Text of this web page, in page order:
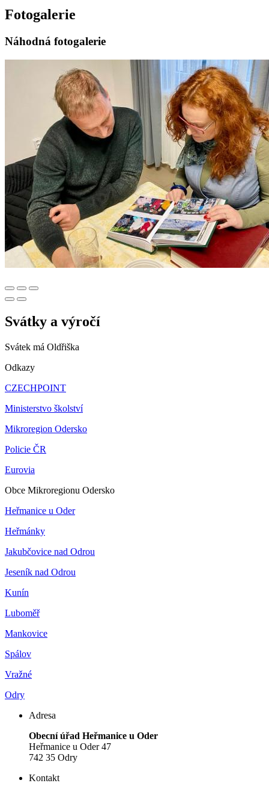
Fotogalerie
Náhodná fotogalerie
Svátky a výročí
Svátek má Oldřiška
Odkazy
CZECHPOINT
Ministerstvo školství
Mikroregion Odersko
Policie ČR
Eurovia
Obce Mikroregionu Odersko
Heřmanice u Oder
Heřmánky
Jakubčovice nad Odrou
Jeseník nad Odrou
Kunín
Luboměř
Mankovice
Spálov
Vražné
Odry
Adresa
Obecní úřad Heřmanice u Oder
Heřmanice u Oder 47
742 35 Odry
Kontakt